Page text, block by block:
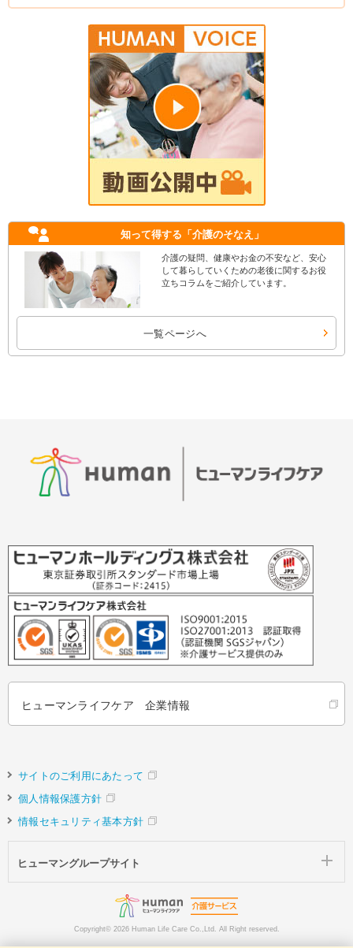
知って得する 「介護のそなえ」
介護の疑問、健康やお金の不安など、安心
して暮らしていくための老後に関するお役
立ちコラムをご紹介しています。
一覧ページへ
ヒューマンライフケア 企業情報
サイトのご利用にあたって
個人情報保護方針
情報セキュリティ基本方針
ヒューマングループサイト
Copyright© 2026 Human Life Care Co.,Ltd. All Right reserved.